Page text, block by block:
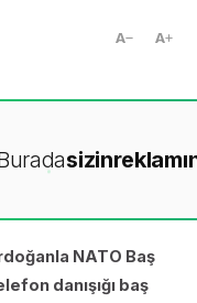
A A
sizin
NATO Baş
danışığı baş